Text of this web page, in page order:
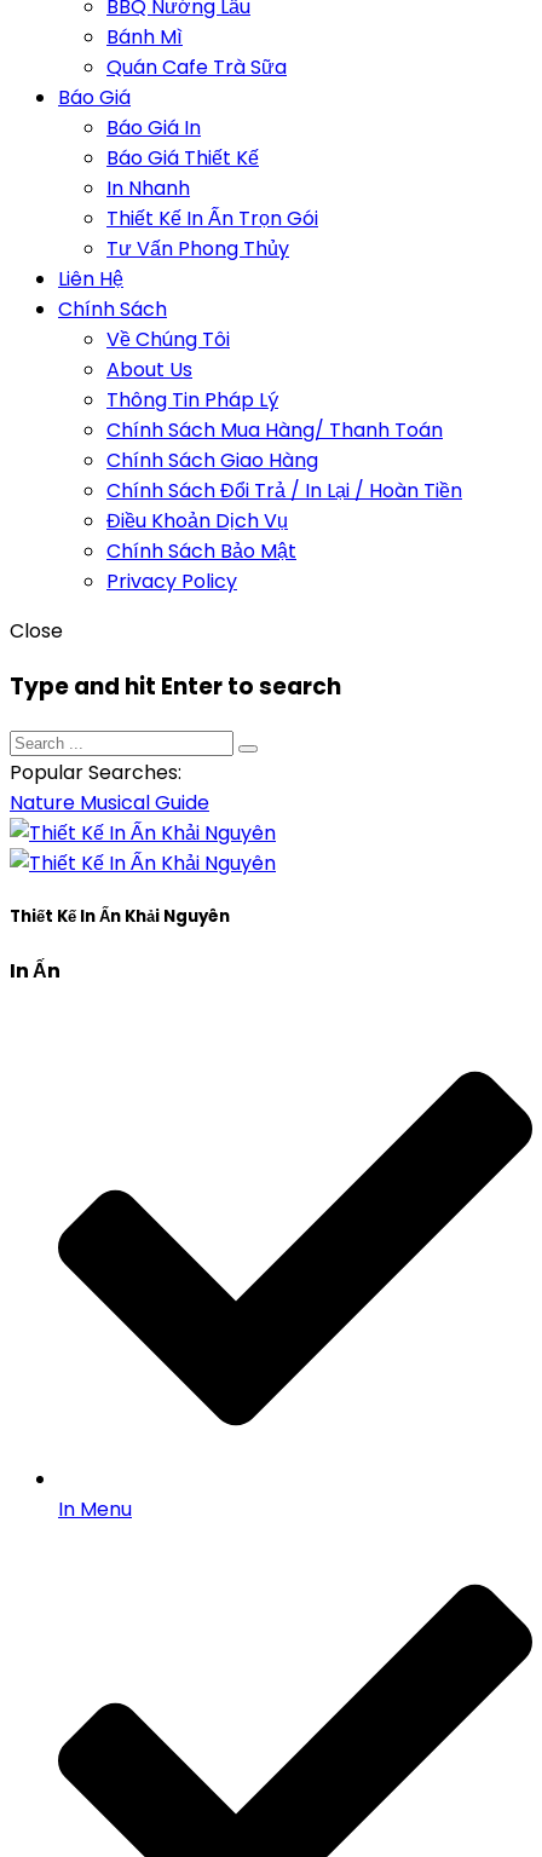
BBQ Nướng Lẩu
Bánh Mì
Quán Cafe Trà Sữa
Báo Giá
Báo Giá In
Báo Giá Thiết Kế
In Nhanh
Thiết Kế In Ấn Trọn Gói
Tư Vấn Phong Thủy
Liên Hệ
Chính Sách
Về Chúng Tôi
About Us
Thông Tin Pháp Lý
Chính Sách Mua Hàng/ Thanh Toán
Chính Sách Giao Hàng
Chính Sách Đổi Trả / In Lại / Hoàn Tiền
Điều Khoản Dịch Vụ
Chính Sách Bảo Mật
Privacy Policy
Close
Type and hit Enter to search
Popular Searches:
Nature MusicalGuide
Thiết Kế In Ấn Khải Nguyên
In Ấn
In Menu